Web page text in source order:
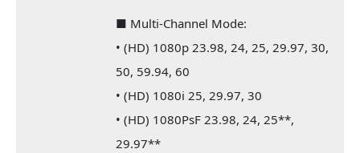
■ Multi-Channel Mode:
• (HD) 1080p 23.98, 24, 25, 29.97, 30,
50, 59.94, 60
• (HD) 1080i 25, 29.97, 30
• (HD) 1080PsF 23.98, 24, 25**,
29.97**